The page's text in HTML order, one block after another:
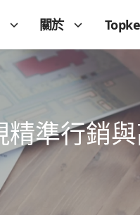
關於
準行銷